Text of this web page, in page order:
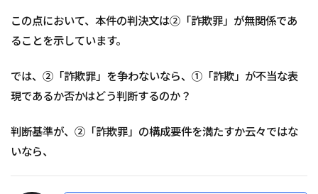
この点において、本件の判決文は②「詐欺罪」が無関係であ
ることを示しています。
では、②「詐欺罪」を争わないなら、①「詐欺」が不当な表
現であるか否かはどう判断するのか？
判断基準が、②「詐欺罪」の構成要件を満たすか云々ではな
いなら、